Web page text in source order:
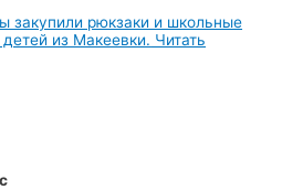
закупили рюкзаки и школьные
из Макеевки. Читать